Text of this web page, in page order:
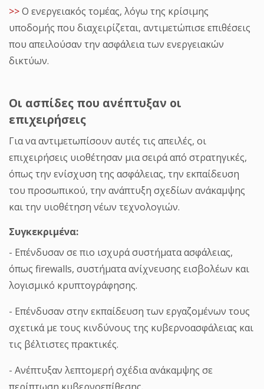
>>Ο ενεργειακός τομέας, λόγω της κρίσιμης
υποδομής που διαχειρίζεται, αντιμετώπισε επιθέσεις
που απειλούσαν την ασφάλεια των ενεργειακών
δικτύων.
Οι ασπίδες που ανέπτυξαν οι
επιχειρήσεις
Για να αντιμετωπίσουν αυτές τις απειλές, οι
επιχειρήσεις υιοθέτησαν μια σειρά από στρατηγικές,
όπως την ενίσχυση της ασφάλειας, την εκπαίδευση
του προσωπικού, την ανάπτυξη σχεδίων ανάκαμψης
και την υιοθέτηση νέων τεχνολογιών.
Συγκεκριμένα:
- Επένδυσαν σε πιο ισχυρά συστήματα ασφάλειας,
όπως firewalls, συστήματα ανίχνευσης εισβολέων και
λογισμικό κρυπτογράφησης.
- Επένδυσαν στην εκπαίδευση των εργαζομένων τους
σχετικά με τους κινδύνους της κυβερνοασφάλειας και
τις βέλτιστες πρακτικές.
- Ανέπτυξαν λεπτομερή σχέδια ανάκαμψης σε